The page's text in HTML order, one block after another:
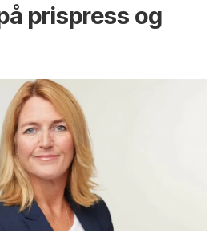
prispress og